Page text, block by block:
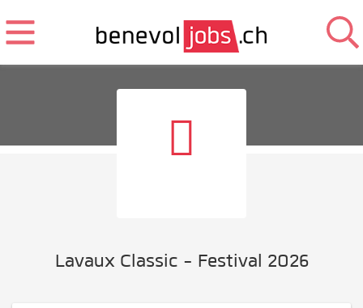
Lavaux Classic - Festival 2026